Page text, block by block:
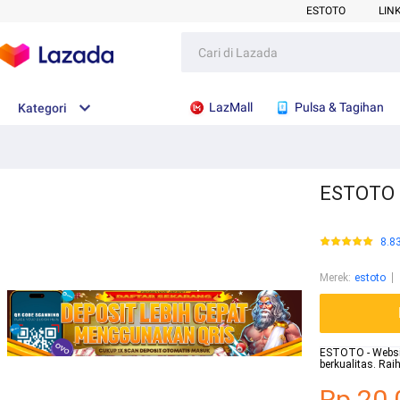
ESTOTO
Kategori LazMall Pulsa & Tagihan
Merek: estoto
ESTOTO -
berkualitas.